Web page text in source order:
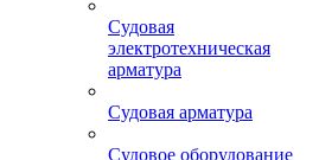
Судовая
электротехническая
арматура
Судовая арматура
Судовое оборудование